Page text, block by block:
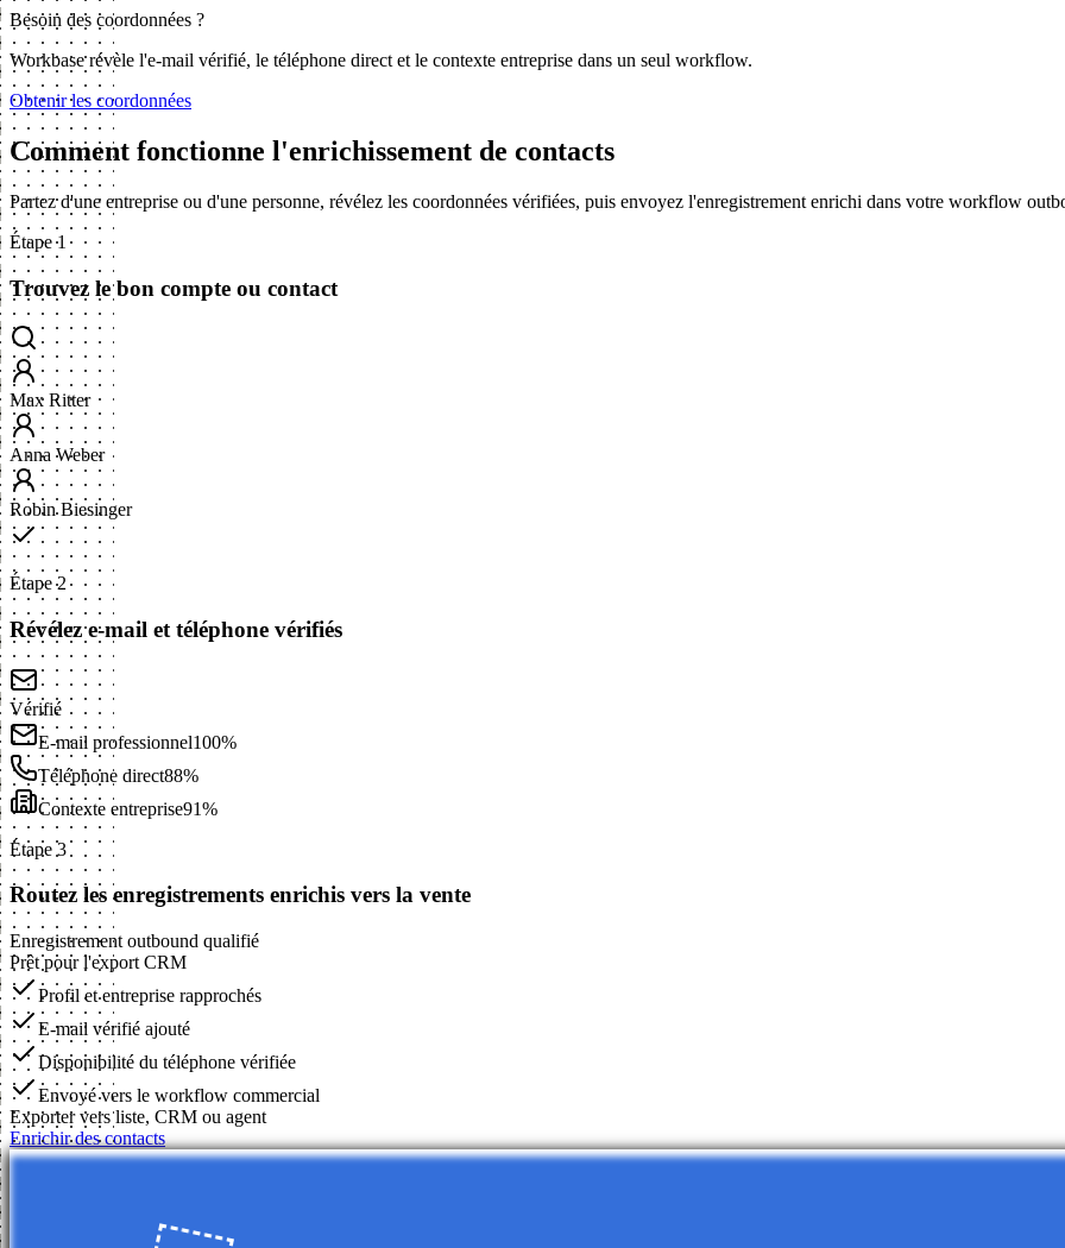
Besoin des coordonnées ?
Workbase révèle l'e-mail vérifié, le téléphone direct et le contexte entreprise dans un seul workflow.
Obtenir les coordonnées
Comment fonctionne l'enrichissement de contacts
Partez d'une entreprise ou d'une personne, révélez les coordonnées vérifiées, puis envoyez l'enregistrement enrichi dans votre workflow
Étape 1
Trouvez le bon compte ou contact
Max Ritter
Anna Weber
Robin Biesinger
Étape 2
Révélez e-mail et téléphone vérifiés
Vérifié
E-mail professionnel100%
Téléphone direct88%
Contexte entreprise91%
Étape 3
Routez les enregistrements enrichis vers la vente
Enregistrement outbound qualifié
Prêt pour l'export CRM
Profil et entreprise rapprochés
E-mail vérifié ajouté
Disponibilité du téléphone vérifiée
Envoyé vers le workflow commercial
Exporter vers liste, CRM ou agent
Enrichir des contacts